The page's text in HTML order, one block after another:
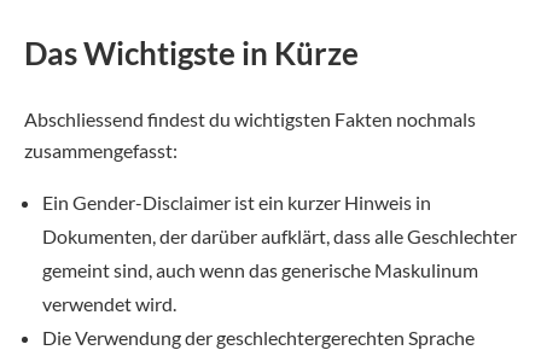
Das Wichtigste in Kürze
Abschliessend findest du wichtigsten Fakten nochmals
zusammengefasst:
Ein Gender-Disclaimer ist ein kurzer Hinweis in
Dokumenten, der darüber aufklärt, dass alle Geschlechter
gemeint sind, auch wenn das generische Maskulinum
verwendet wird.
Die Verwendung der geschlechtergerechten Sprache